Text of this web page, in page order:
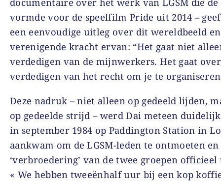
vormde voor de speelfilm Pride uit 2014 –
een eenvoudige uitleg over dit wereldbeeld
verenigende kracht ervan: “Het gaat niet
verdedigen van de mijnwerkers. Het gaat
verdedigen van het recht om je te
Deze nadruk – niet alleen op gedeeld lijden,
op gedeelde strijd – werd Dai meteen
in september 1984 op Paddington Station in
aankwam om de LGSM-leden te ontmoeten en
‘verbroedering’ van de twee groepen officieel
« We hebben tweeënhalf uur bij een kop